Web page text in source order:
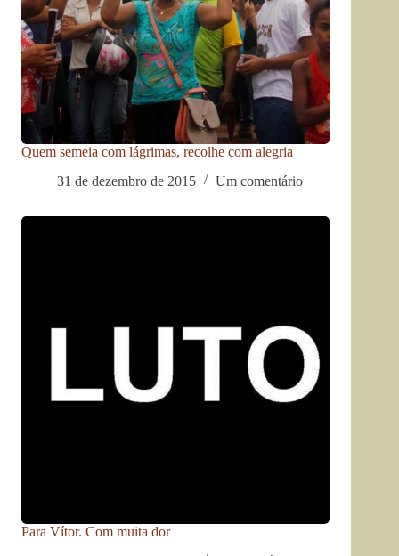
Quem semeia com lágrimas, recolhe com alegria
31 de dezembro de 2015
Um comentário
Para Vítor. Com muita dor